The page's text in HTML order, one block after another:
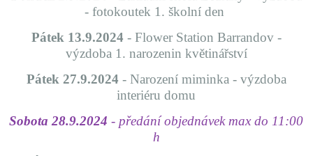
- fotokoutek 1. školní den
Pátek 13.9.2024 - Flower Station Barrandov -
výzdoba 1. narozenin květinářství
Pátek 27.9.2024 - Narození miminka - výzdoba
interiéru domu
Sobota 28.9.2024 - předání objednávek max do 11:00
h